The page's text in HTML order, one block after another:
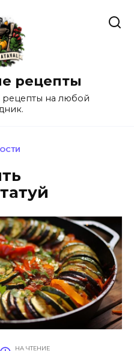
рецепты
рецепты на любой
НА ЧТЕНИЕ